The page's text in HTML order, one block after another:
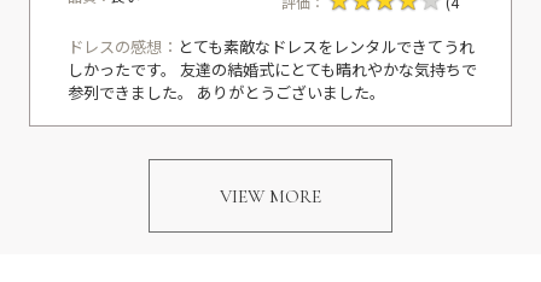
ドレスの感想： とても素敵なドレスをレンタルできてうれ
しかったです。 友達の結婚式にとても晴れやかな気持ちで
参列できました。 ありがとうございました。
VIEW MORE